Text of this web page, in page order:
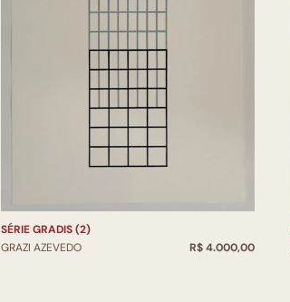
SÉRIE GRADIS (2)
GRAZI AZEVEDO
R$ 4.000,00